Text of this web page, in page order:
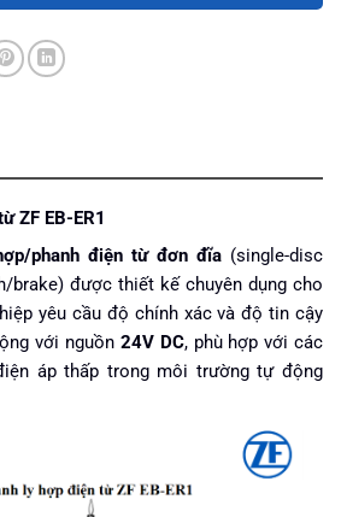
ZF EB-ER1
phanh điện từ đơn đĩa(single-disc
brake) được thiết kế chuyên dụng cho
yêu cầu độ chính xác và độ tin cậy
với nguồn 24V DC, phù hợp với các
áp thấp trong môi trường tự động